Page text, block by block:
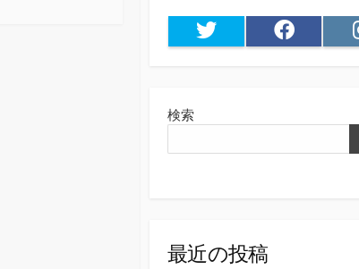
Twitter Facebook
検索
最近の投稿